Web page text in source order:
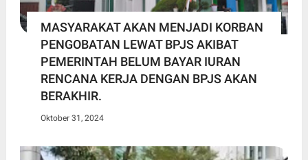
MASYARAKAT AKAN MENJADI KORBAN
PENGOBATAN LEWAT BPJS AKIBAT
PEMERINTAH BELUM BAYAR IURAN
RENCANA KERJA DENGAN BPJS AKAN
BERAKHIR.
Oktober 31, 2024